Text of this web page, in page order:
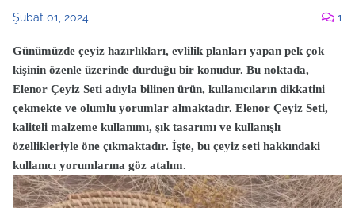
Şubat 01, 2024 1
Günümüzde çeyiz hazırlıkları, evlilik planları yapan pek çok
kişinin özenle üzerinde durduğu bir konudur. Bu noktada,
Elenor Çeyiz Seti adıyla bilinen ürün, kullanıcıların dikkatini
çekmekte ve olumlu yorumlar almaktadır. Elenor Çeyiz Seti,
kaliteli malzeme kullanımı, şık tasarımı ve kullanışlı
özellikleriyle öne çıkmaktadır. İşte, bu çeyiz seti hakkındaki
kullanıcı yorumlarına göz atalım.